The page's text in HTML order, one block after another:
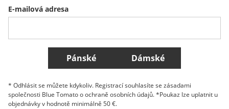
Belgique (Français) Danmark Norge
Všechny země
E-mailová adresa
Pánské Dámské
* Odhlásit se můžete kdykoliv. Registrací souhlasíte se zásadami
společnosti Blue Tomato o ochraně osobních údajů. *Poukaz lze uplatnit u
objednávky v hodnotě minimálně 50 €.